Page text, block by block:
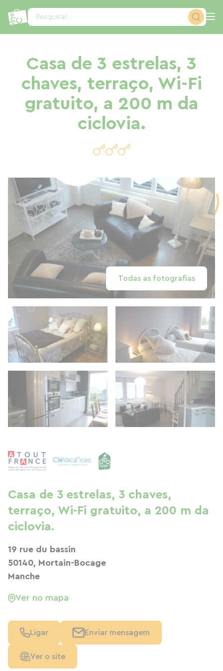
Pesquisar...
Casa de 3 estrelas, 3
chaves, terraço, Wi-Fi
gratuito, a 200 m da
ciclovia.
Todas as fotografias
Casa de 3 estrelas, 3 chaves,
terraço, Wi-Fi gratuito, a 200 m da
ciclovia.
19 rue du bassin
50140, Mortain-Bocage
Manche
Ver no mapa
Ligar Enviar mensagem
Ver o site
Painel de Gerenciamento de Cookies